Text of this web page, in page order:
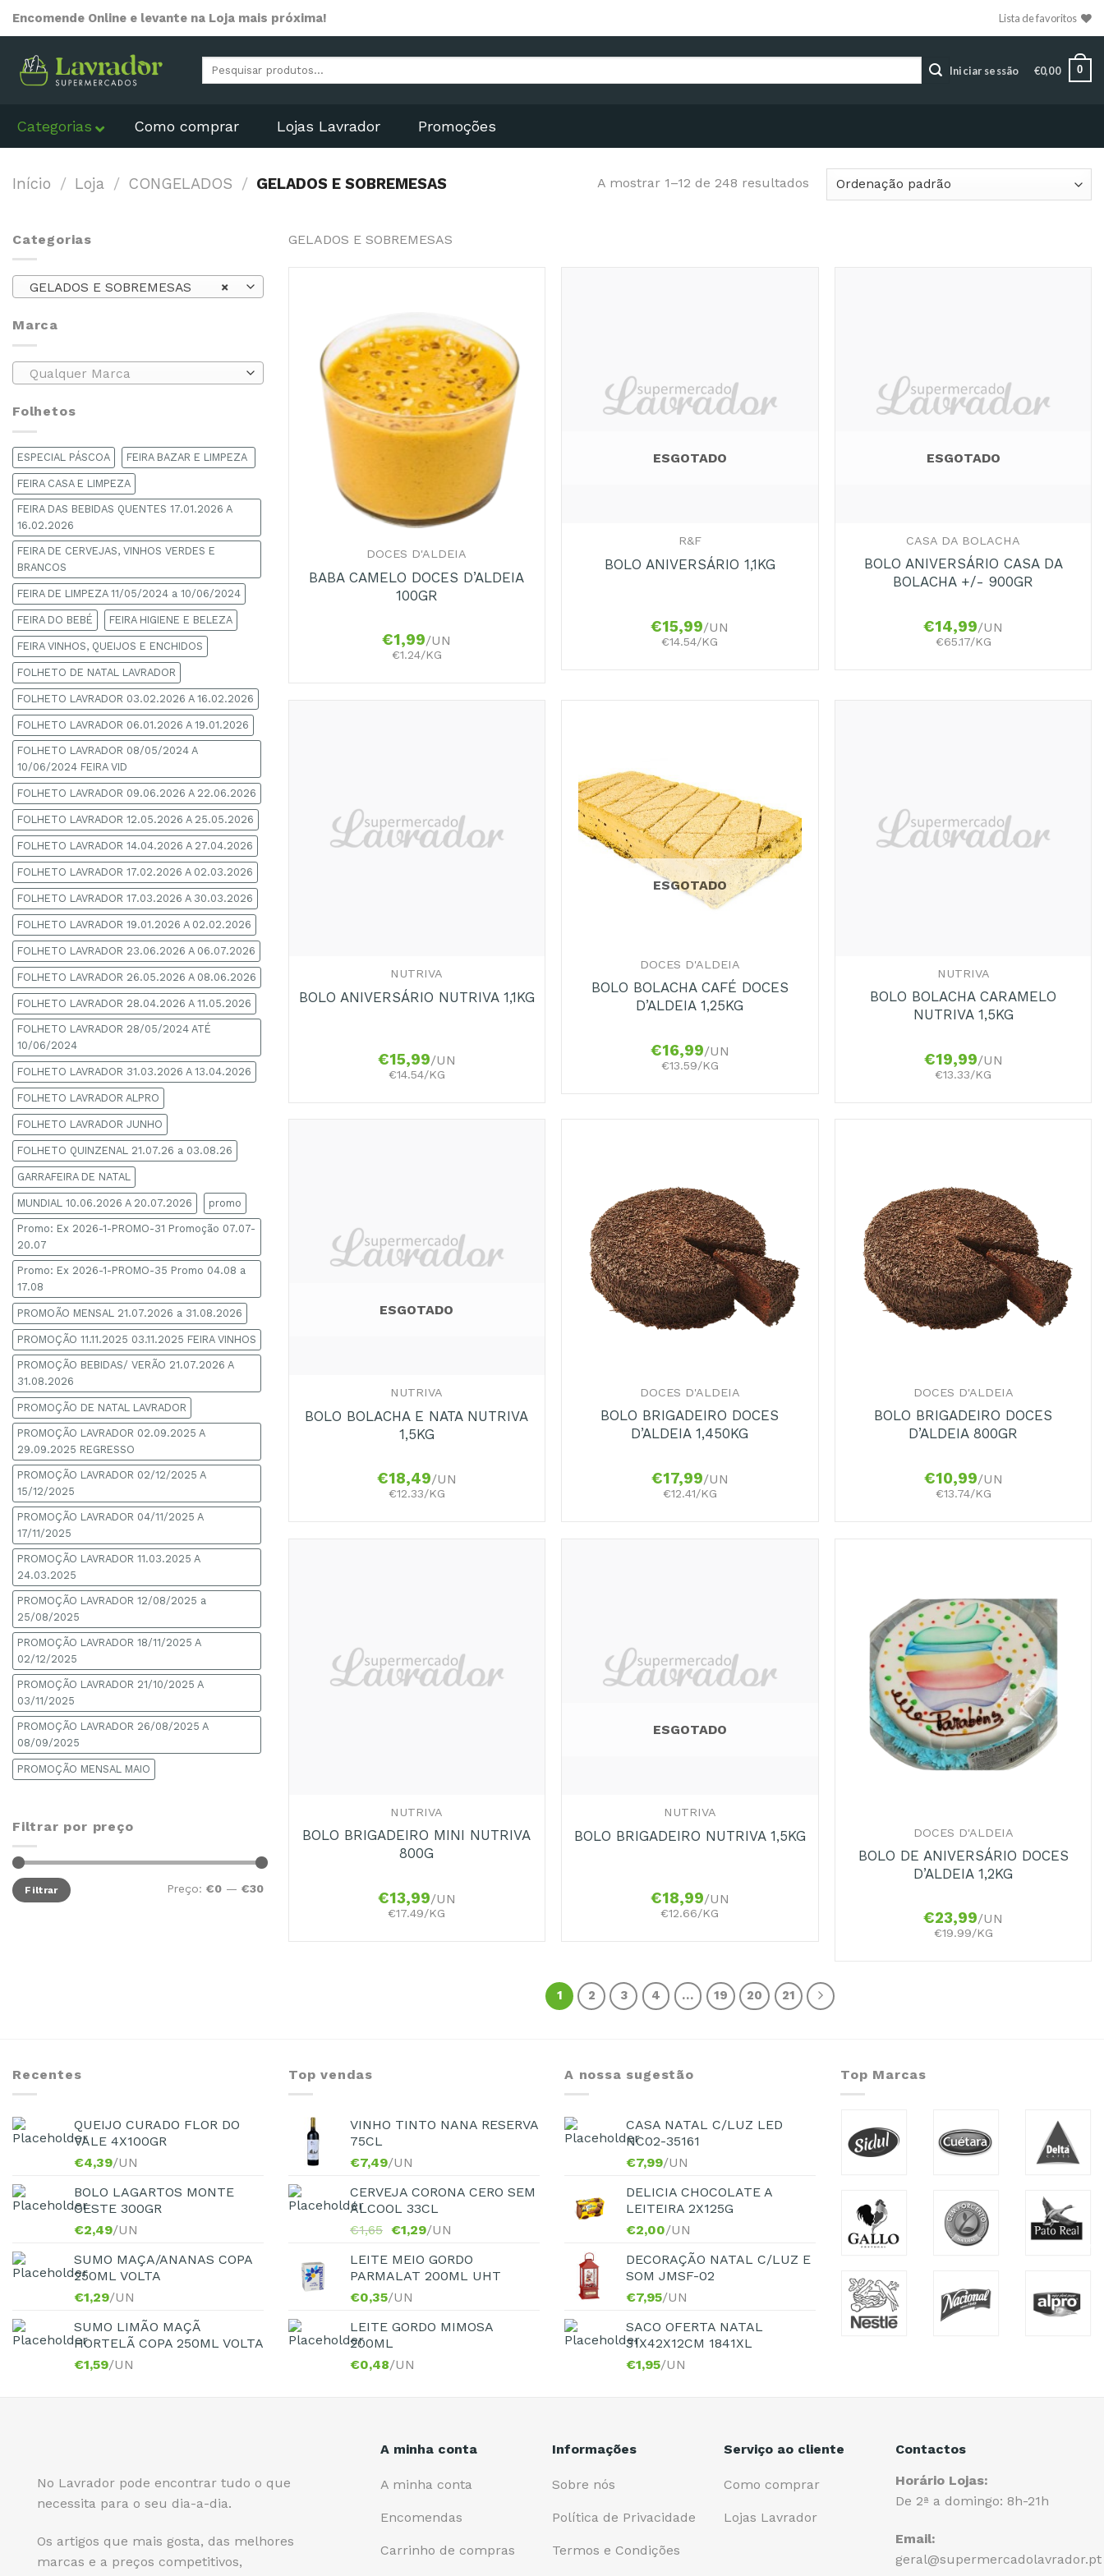
Encomende Online e levante na Loja mais próxima! Lista de favoritos
Pesquisar
Iniciar sessão €0,00 0
Categorias Como comprar Lojas Lavrador Promoções
Início / Loja / CONGELADOS / GELADOS E SOBREMESAS A mostrar 1–12 de 248 resultados
Categorias
×
GELADOS E SOBREMESAS
Marca
Qualquer Marca
Folhetos
ESPECIAL PÁSCOA FEIRA BAZAR E LIMPEZA
FEIRA CASA E LIMPEZA
FEIRA DAS BEBIDAS QUENTES 17.01.2026 A
16.02.2026
FEIRA DE CERVEJAS, VINHOS VERDES E
BRANCOS
FEIRA DE LIMPEZA 11/05/2024 a 10/06/2024
FEIRA DO BEBÉ FEIRA HIGIENE E BELEZA
FEIRA VINHOS, QUEIJOS E ENCHIDOS
FOLHETO DE NATAL LAVRADOR
FOLHETO LAVRADOR 03.02.2026 A 16.02.2026
FOLHETO LAVRADOR 06.01.2026 A 19.01.2026
FOLHETO LAVRADOR 08/05/2024 A
10/06/2024 FEIRA VID
FOLHETO LAVRADOR 09.06.2026 A 22.06.2026
FOLHETO LAVRADOR 12.05.2026 A 25.05.2026
FOLHETO LAVRADOR 14.04.2026 A 27.04.2026
FOLHETO LAVRADOR 17.02.2026 A 02.03.2026
FOLHETO LAVRADOR 17.03.2026 A 30.03.2026
FOLHETO LAVRADOR 19.01.2026 A 02.02.2026
FOLHETO LAVRADOR 23.06.2026 A 06.07.2026
FOLHETO LAVRADOR 26.05.2026 A 08.06.2026
FOLHETO LAVRADOR 28.04.2026 A 11.05.2026
FOLHETO LAVRADOR 28/05/2024 ATÉ
10/06/2024
FOLHETO LAVRADOR 31.03.2026 A 13.04.2026
FOLHETO LAVRADOR ALPRO
FOLHETO LAVRADOR JUNHO
FOLHETO QUINZENAL 21.07.26 a 03.08.26
GARRAFEIRA DE NATAL
MUNDIAL 10.06.2026 A 20.07.2026 promo
Promo: Ex 2026-1-PROMO-31 Promoção 07.07-
20.07
Promo: Ex 2026-1-PROMO-35 Promo 04.08 a
17.08
PROMOÃO MENSAL 21.07.2026 a 31.08.2026
PROMOÇÃO 11.11.2025 03.11.2025 FEIRA VINHOS
PROMOÇÃO BEBIDAS/ VERÃO 21.07.2026 A
31.08.2026
PROMOÇÃO DE NATAL LAVRADOR
PROMOÇÃO LAVRADOR 02.09.2025 A
29.09.2025 REGRESSO
PROMOÇÃO LAVRADOR 02/12/2025 A
15/12/2025
PROMOÇÃO LAVRADOR 04/11/2025 A
17/11/2025
PROMOÇÃO LAVRADOR 11.03.2025 A
24.03.2025
PROMOÇÃO LAVRADOR 12/08/2025 a
25/08/2025
PROMOÇÃO LAVRADOR 18/11/2025 A
02/12/2025
PROMOÇÃO LAVRADOR 21/10/2025 A
03/11/2025
PROMOÇÃO LAVRADOR 26/08/2025 A
08/09/2025
PROMOÇÃO MENSAL MAIO
Filtrar por preço
Filtrar Preço: €0 — €30
GELADOS E SOBREMESAS
DOCES D'ALDEIA
BABA CAMELO DOCES D’ALDEIA
100GR
€1,99/UN
€1.24/KG
ESGOTADO
R&F
BOLO ANIVERSÁRIO 1,1KG
€15,99/UN
€14.54/KG
ESGOTADO
CASA DA BOLACHA
BOLO ANIVERSÁRIO CASA DA
BOLACHA +/- 900GR
€14,99/UN
€65.17/KG
NUTRIVA
BOLO ANIVERSÁRIO NUTRIVA 1,1KG
€15,99/UN
€14.54/KG
ESGOTADO
DOCES D'ALDEIA
BOLO BOLACHA CAFÉ DOCES
D’ALDEIA 1,25KG
€16,99/UN
€13.59/KG
NUTRIVA
BOLO BOLACHA CARAMELO
NUTRIVA 1,5KG
€19,99/UN
€13.33/KG
ESGOTADO
NUTRIVA
BOLO BOLACHA E NATA NUTRIVA
1,5KG
€18,49/UN
€12.33/KG
DOCES D'ALDEIA
BOLO BRIGADEIRO DOCES
D’ALDEIA 1,450KG
€17,99/UN
€12.41/KG
DOCES D'ALDEIA
BOLO BRIGADEIRO DOCES
D’ALDEIA 800GR
€10,99/UN
€13.74/KG
NUTRIVA
BOLO BRIGADEIRO MINI NUTRIVA
800G
€13,99/UN
€17.49/KG
ESGOTADO
NUTRIVA
BOLO BRIGADEIRO NUTRIVA 1,5KG
€18,99/UN
€12.66/KG
DOCES D'ALDEIA
BOLO DE ANIVERSÁRIO DOCES
D’ALDEIA 1,2KG
€23,99/UN
€19.99/KG
1 2 3 4 … 19 20 21
Recentes
QUEIJO CURADO FLOR DO
VALE 4X100GR
€4,39/UN
BOLO LAGARTOS MONTE
OESTE 300GR
€2,49/UN
SUMO MAÇA/ANANAS COPA
250ML VOLTA
€1,29/UN
SUMO LIMÃO MAÇÃ
HORTELÃ COPA 250ML VOLTA
€1,59/UN
Top vendas
VINHO TINTO NANA RESERVA
75CL
€7,49/UN
CERVEJA CORONA CERO SEM
ÁLCOOL 33CL
€1,65 €1,29/UN
LEITE MEIO GORDO
PARMALAT 200ML UHT
€0,35/UN
LEITE GORDO MIMOSA
200ML
€0,48/UN
A nossa sugestão
CASA NATAL C/LUZ LED
NC02-35161
€7,99/UN
DELICIA CHOCOLATE A
LEITEIRA 2X125G
€2,00/UN
DECORAÇÃO NATAL C/LUZ E
SOM JMSF-02
€7,95/UN
SACO OFERTA NATAL
31X42X12CM 1841XL
€1,95/UN
Top Marcas
No Lavrador pode encontrar tudo o que
necessita para o seu dia-a-dia.
Os artigos que mais gosta, das melhores
marcas e a preços competitivos,
A minha conta
A minha conta
Encomendas
Carrinho de compras
Informações
Sobre nós
Política de Privacidade
Termos e Condições
Serviço ao cliente
Como comprar
Lojas Lavrador
Contactos
Horário Lojas:
De 2ª a domingo: 8h-21h
Email:
geral@supermercadolavrador.pt